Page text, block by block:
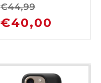
€44,99
€40,00